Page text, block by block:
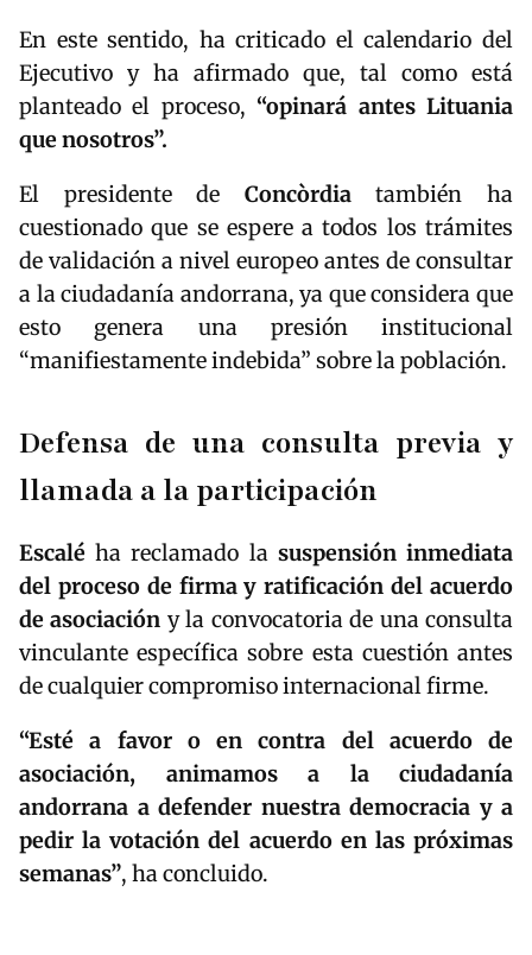
En este sentido, ha criticado el calendario del
Ejecutivo y ha afirmado que, tal como está
planteado el proceso, “opinará antes Lituania
que nosotros”.
El presidente de Concòrdia también ha
cuestionado que se espere a todos los trámites
de validación a nivel europeo antes de consultar
a la ciudadanía andorrana, ya que considera que
esto genera una presión institucional
“manifiestamente indebida” sobre la población.
Defensa de una consulta previa y
llamada a la participación
Escalé ha reclamado la suspensión inmediata
del proceso de firma y ratificación del acuerdo
de asociación y la convocatoria de una consulta
vinculante específica sobre esta cuestión antes
de cualquier compromiso internacional firme.
“Esté a favor o en contra del acuerdo de
asociación, animamos a la ciudadanía
andorrana a defender nuestra democracia y a
pedir la votación del acuerdo en las próximas
semanas”, ha concluido.